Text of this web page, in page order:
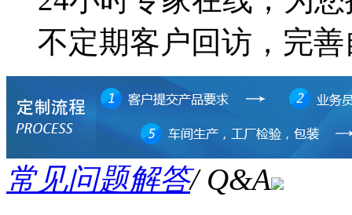
不定期客户回访，完
常见问题解答/ Q&A